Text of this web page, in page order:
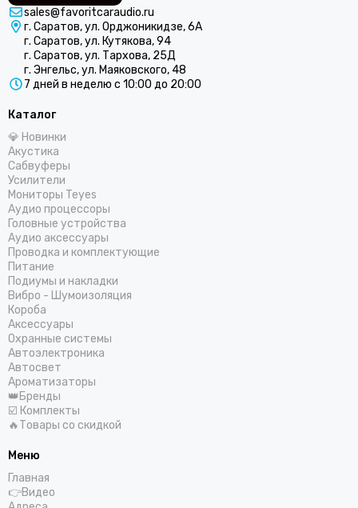
sales@favoritcaraudio.ru
г. Саратов, ул. Орджоникидзе, 6А
г. Саратов, ул. Кутякова, 94
г. Саратов, ул. Тархова, 25Д
г. Энгельс, ул. Маяковского, 48
7 дней в неделю с 10:00 до 20:00
Каталог
💎 Новинки
Акустика
Сабвуферы
Усилители
Мониторы Teyes
Аудио процессоры
Головные устройства
Аудио аксессуары
Проводка и комплектующие
Питание
Подиумы и накладки
Вибро - Шумоизоляция
Короба
Аксессуары
Охранные системы
Автоэлектроника
Автосвет
Ароматизаторы
👑Бренды
☑️ Комплекты
🔥Товары со скидкой
Меню
Главная
👉Видео